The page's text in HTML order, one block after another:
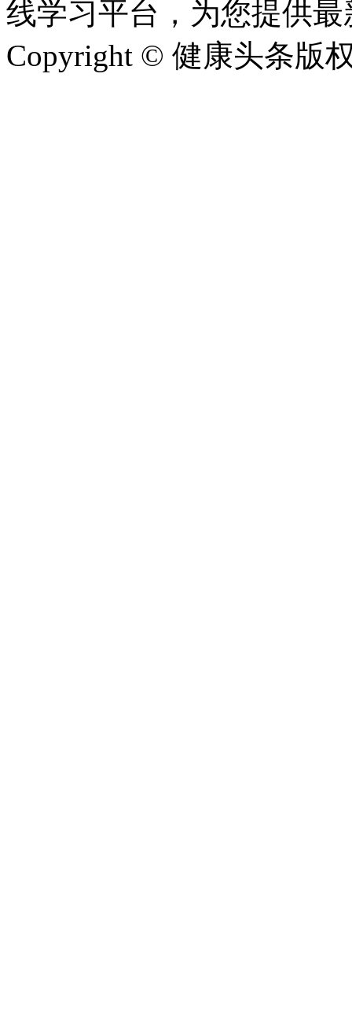
线学习平台，为您提供
Copyright © 健康头条版